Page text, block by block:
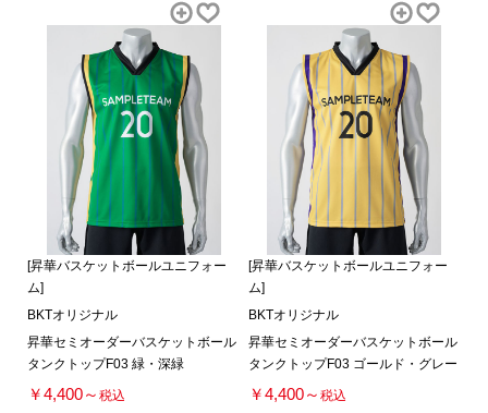
[昇華バスケットボールユニフォー
ム]
BKTオリジナル
昇華セミオーダーバスケットボール
タンクトップF03 緑・深緑
￥4,400～税込
[昇華バスケットボールユニフォー
ム]
BKTオリジナル
昇華セミオーダーバスケットボール
タンクトップF03 ゴールド・グレー
￥4,400～ 税込